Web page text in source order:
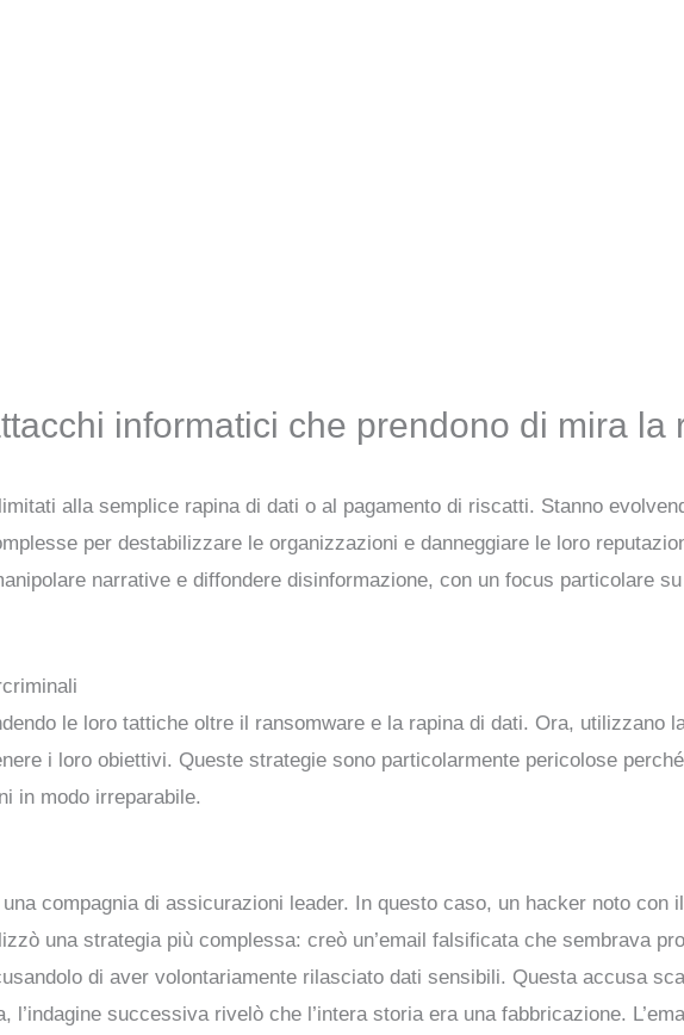
informatici che prendono di mira la
alla semplice rapina di dati o al pagamento di riscatti. Stanno
per destabilizzare le organizzazioni e danneggiare le loro
narrative e diffondere disinformazione, con un focus particolare
le loro tattiche oltre il ransomware e la rapina di dati. Ora, utilizzano
i loro obiettivi. Queste strategie sono particolarmente pericolose
in modo irreparabile.
compagnia di assicurazioni leader. In questo caso, un hacker noto con
una strategia più complessa: creò un’email falsificata che sembrava
di aver volontariamente rilasciato dati sensibili. Questa accusa
l’indagine successiva rivelò che l’intera storia era una fabbricazione.